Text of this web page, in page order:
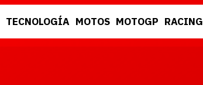
TECNOLOGÍA MOTOS MOTOGP RACING